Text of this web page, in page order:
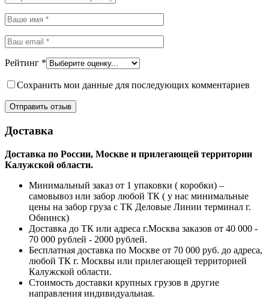
Рейтинг *
Сохранить мои данные для последующих комментариев
Доставка
Доставка по России, Москве и прилегающей территории
Калужской области.
Минимальный заказ от 1 упаковки ( коробки) –
самовывоз или забор любой ТК ( у нас минимальные
цены на забор груза с ТК Деловые Линии терминал г.
Обнинск)
Доставка до ТК или адреса г.Москва заказов от 40 000 -
70 000 рублей - 2000 рублей.
Бесплатная доставка по Москве от 70 000 руб. до адреса,
любой ТК г. Москвы или прилегающей территорией
Калужской области.
Стоимость доставки крупных грузов в другие
направления индивидуальная.